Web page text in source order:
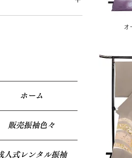
オ
ホーム
販売振袖色々
人式レンタル振袖